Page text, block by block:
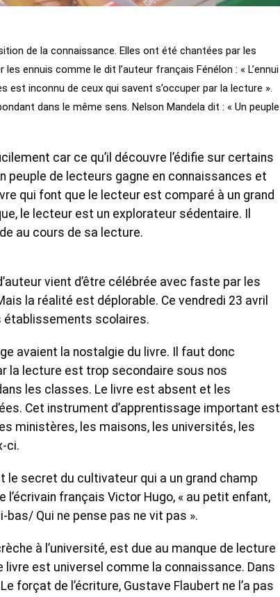
de la connaissance. Elles ont été chantées par les
ennuis comme le dit l’auteur français Fénélon : « L’ennui
inconnu de ceux qui savent s’occuper par la lecture ».
dans le même sens. Nelson Mandela dit : « Un peuple
car ce qu’il découvre l’édifie sur certains
peuple de lecteurs gagne en connaissances et
qui font que le lecteur est comparé à un grand
le lecteur est un explorateur sédentaire. Il
au cours de sa lecture.
vient d’être célébrée avec faste par les
la réalité est déplorable. Ce vendredi 23 avril
établissements scolaires.
avaient la nostalgie du livre. Il faut donc
la lecture est trop secondaire sous nos
les classes. Le livre est absent et les
Cet instrument d’apprentissage important est
ministères, les maisons, les universités, les
ci.
le secret du cultivateur qui a un grand champ
l’écrivain français Victor Hugo, « au petit enfant,
bas/ Qui ne pense pas ne vit pas ».
à l’université, est due au manque de lecture
est universel comme la connaissance. Dans
forçat de l’écriture, Gustave Flaubert ne l’a pas